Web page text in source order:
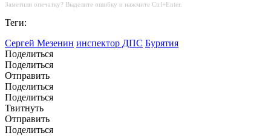
Заметили опечатку? Выделите ошибку и нажмите Ctrl+Enter.
Теги:
Сергей Мезенин инспектор ДПС Бурятия
Поделиться
Поделиться
Отправить
Поделиться
Поделиться
Твитнуть
Отправить
Поделиться